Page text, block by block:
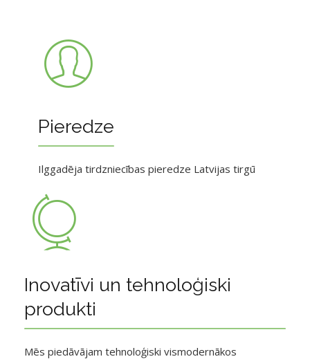
Pieredze
Ilggadēja tirdzniecības pieredze Latvijas tirgū
Inovatīvi un tehnoloģiski
produkti
Mēs piedāvājam tehnoloģiski vismodernākos